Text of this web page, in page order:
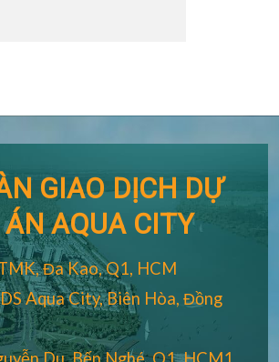
GIAO DỊCH DỰ
ÁN AQUA CITY
Đa Kao, Q1, HCM
Aqua City, Biên Hòa, Đồng